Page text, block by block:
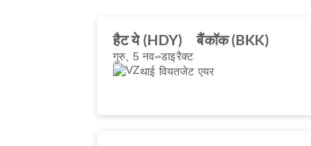
हैट ये (HDY) बैंकॉक (BKK)
गुरु, 5 नव॰डाइरैक्ट
थाई वियतजेट एयर